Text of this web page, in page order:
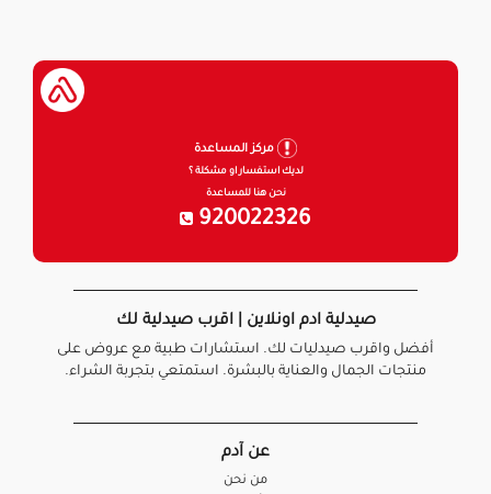
مركز المساعدة
لديك استفسار او مشكلة ؟
نحن هنا للمساعدة
920022326
صيدلية ادم اونلاين | اقرب صيدلية لك
أفضل واقرب صيدليات لك. استشارات طبية مع عروض على
منتجات الجمال والعناية بالبشرة. استمتعي بتجربة الشراء.
عن آدم
من نحن